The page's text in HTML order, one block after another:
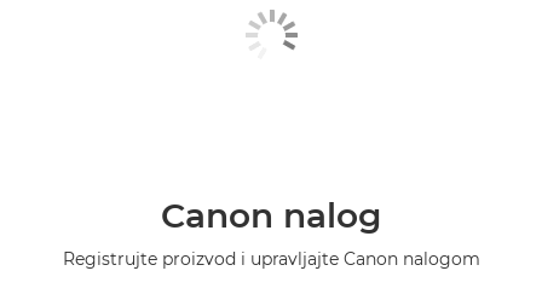
Canon nalog
Registrujte proizvod i upravljajte Canon nalogom